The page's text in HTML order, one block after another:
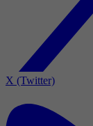
X (Twitter)